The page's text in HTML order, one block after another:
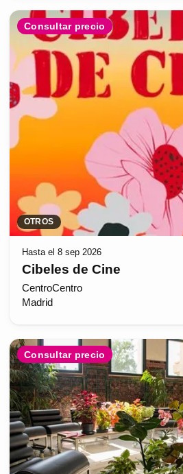
Consultar precio
OTROS
Hasta el 8 sep 2026
Cibeles de Cine
CentroCentro
Madrid
Consultar precio